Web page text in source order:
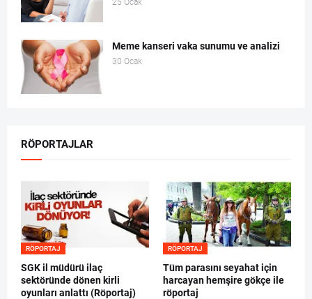
Meme kanseri vaka sunumu ve analizi
30 Ocak
RÖPORTAJLAR
RÖPORTAJ
SGK il müdürü ilaç
sektöründe dönen kirli
oyunları anlattı (Röportaj)
RÖPORTAJ
Tüm parasını seyahat için
harcayan hemşire gökçe ile
röportaj